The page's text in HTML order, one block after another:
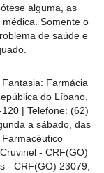
alguma, as
Somente o
de saúde e
Farmácia
do Líbano,
| Telefone: (62)
a sábado, das
- CRF(GO)
- CRF(GO) 23079;